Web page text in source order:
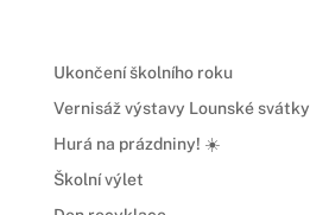
Ukončení školního roku
Vernisáž výstavy Lounské svátky
Hurá na prázdniny! ☀️
Školní výlet